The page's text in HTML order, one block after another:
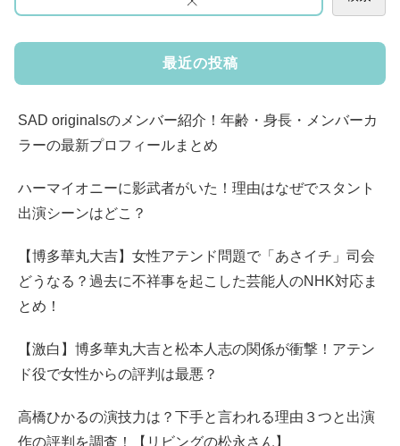
最近の投稿
SAD originalsのメンバー紹介！年齢・身長・メンバーカ
ラーの最新プロフィールまとめ
ハーマイオニーに影武者がいた！理由はなぜでスタント
出演シーンはどこ？
【博多華丸大吉】女性アテンド問題で「あさイチ」司会
どうなる？過去に不祥事を起こした芸能人のNHK対応ま
とめ！
【激白】博多華丸大吉と松本人志の関係が衝撃！アテン
ド役で女性からの評判は最悪？
高橋ひかるの演技力は？下手と言われる理由３つと出演
作の評判を調査！【リビングの松永さん】